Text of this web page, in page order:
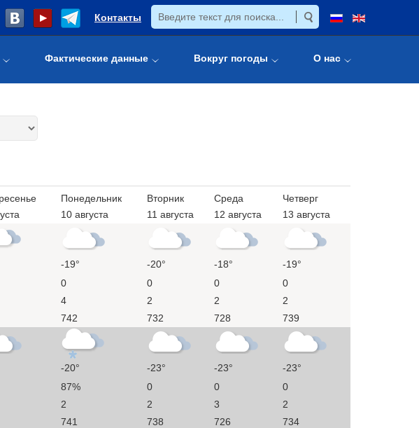
Контакты
Фактические данные Вокруг погоды О нас
Понедельник
10 августа
Вторник
11 августа
Среда
12 августа
Четверг
13 августа
-19° -20° -18°
-19°
0 0 0
0
4 2 2
2
742 732 728 739
-20° -23° -23°
-23°
87% 0 0
0
2 2 3
2
741 738 726
734